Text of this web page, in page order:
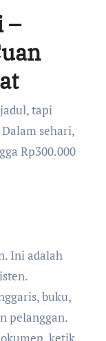
–
tapi
sehari,
Rp300.000
Ini adalah
buku,
pelanggan.